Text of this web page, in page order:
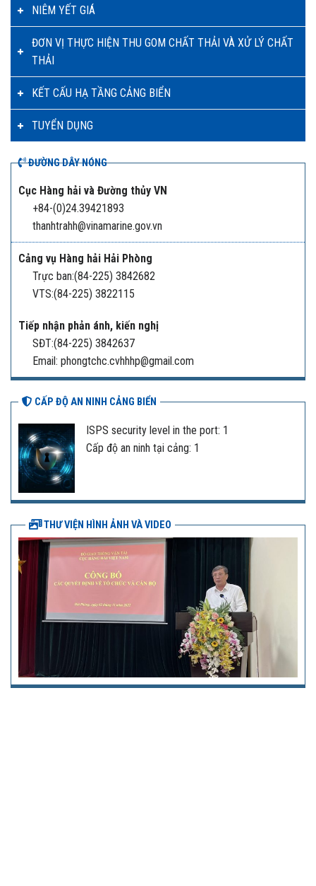
NIÊM YẾT GIÁ
ĐƠN VỊ THỰC HIỆN THU GOM CHẤT THẢI VÀ XỬ LÝ CHẤT
THẢI
KẾT CẤU HẠ TẦNG CẢNG BIỂN
TUYỂN DỤNG
ĐƯỜNG DÂY NÓNG
Cục Hàng hải và Đường thủy VN
+84-(0)24.39421893
thanhtrahh@vinamarine.gov.vn
Cảng vụ Hàng hải Hải Phòng
Trực ban:(84-225) 3842682
VTS:(84-225) 3822115
Tiếp nhận phản ánh, kiến nghị
SĐT:(84-225) 3842637
Email: phongtchc.cvhhhp@gmail.com
CẤP ĐỘ AN NINH CẢNG BIỂN
ISPS security level in the port: 1
Cấp độ an ninh tại cảng: 1
THƯ VIỆN HÌNH ẢNH VÀ VIDEO